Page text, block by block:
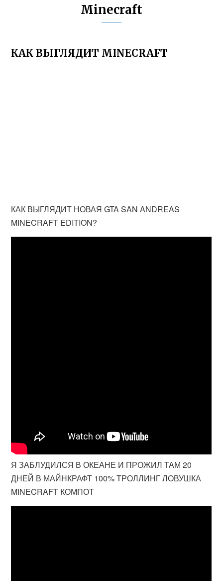
Minecraft
КАК ВЫГЛЯДИТ MINECRAFT
КАК ВЫГЛЯДИТ НОВАЯ GTA SAN ANDREAS
MINECRAFT EDITION?
Я ЗАБЛУДИЛСЯ В ОКЕАНЕ И ПРОЖИЛ ТАМ 20
ДНЕЙ В МАЙНКРАФТ 100% ТРОЛЛИНГ ЛОВУШКА
MINECRAFT КОМПОТ